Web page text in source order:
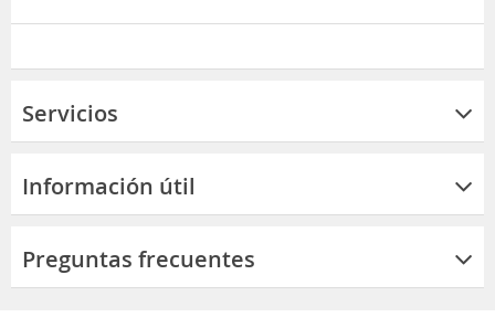
Servicios
Información útil
Preguntas frecuentes